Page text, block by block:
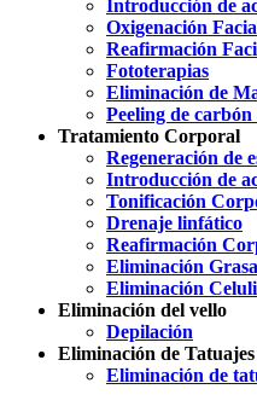
Introducción de
Oxigenación
Reafirmación
Fototerapias
Eliminación de
Peeling de carbón
Tratamiento Corporal
Regeneración de
Introducción de
Tonificación
Drenaje linfático
Reafirmación
Eliminación Grasa
Eliminación
Eliminación del vello
Depilación
Eliminación de Tatuajes
Eliminación de